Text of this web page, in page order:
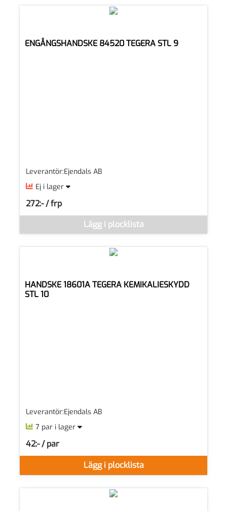
ENGÅNGSHANDSKE 84520 TEGERA STL 9
Leverantör:Ejendals AB
Ej i lager
Denna vara går inte att beställa via webben just nu, vänligen
Lägg i plocklista
272:- / frp
SEK per FRP
HANDSKE 18601A TEGERA KEMIKALIESKYDD
STL 10
Leverantör:Ejendals AB
7 par i lager
Lägg i plocklista
42:- / par
SEK per PAR